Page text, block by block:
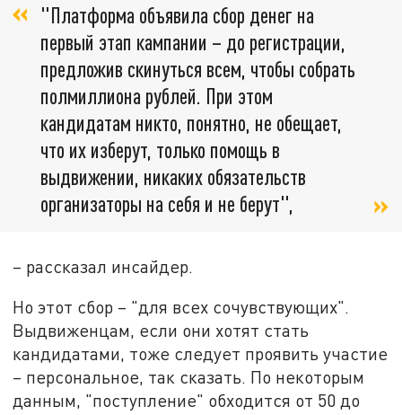
"Платформа объявила сбор денег на
первый этап кампании – до регистрации,
предложив скинуться всем, чтобы собрать
полмиллиона рублей. При этом
кандидатам никто, понятно, не обещает,
что их изберут, только помощь в
выдвижении, никаких обязательств
организаторы на себя и не берут",
– рассказал инсайдер.
Но этот сбор – "для всех сочувствующих".
Выдвиженцам, если они хотят стать
кандидатами, тоже следует проявить участие
– персональное, так сказать. По некоторым
данным, "поступление" обходится от 50 до